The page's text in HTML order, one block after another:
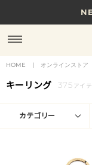
8/17(月)10
贈る相手やシ
HOME | オンラインストア
キーリング 375 アイ
カテゴリー